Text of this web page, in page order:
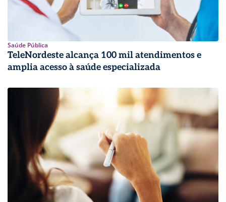
Saúde Pública
TeleNordeste alcança 100 mil atendimentos e
amplia acesso à saúde especializada